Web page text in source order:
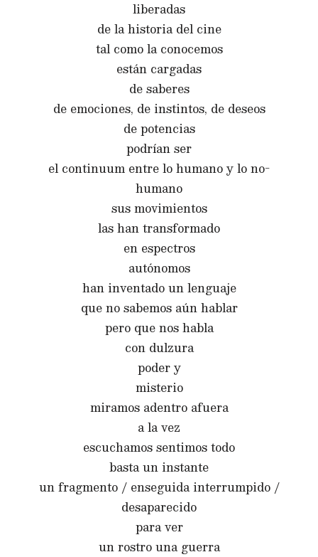
liberadas
de la historia del cine
tal como la conocemos
están cargadas
de saberes
de emociones, de instintos, de deseos
de potencias
podrían ser
el continuum entre lo humano y lo no-
humano
sus movimientos
las han transformado
en espectros
autónomos
han inventado un lenguaje
que no sabemos aún hablar
pero que nos habla
con dulzura
poder y
misterio
miramos adentro afuera
a la vez
escuchamos sentimos todo
basta un instante
un fragmento / enseguida interrumpido /
desaparecido
para ver
un rostro una guerra